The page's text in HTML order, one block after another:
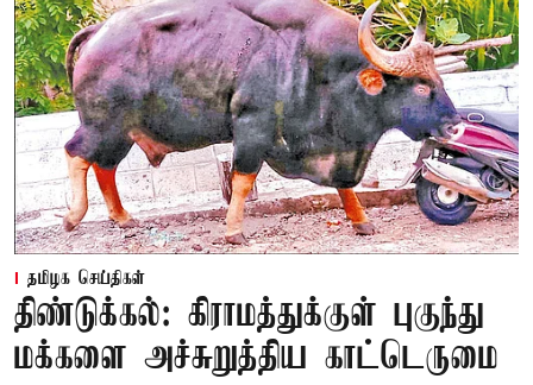
தமிழக செய்திகள்
திண்டுக்கல்: கிராமத்துக்குள் புகுந்து
மக்களை அச்சுறுத்திய காட்டெருமை